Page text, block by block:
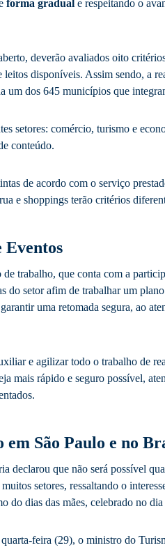
forma gradual e respeitando o
deverão avaliados oito
disponíveis. Assim sendo, a
um dos 645 municípios que
setores: comércio, turismo e
conteúdo.
de acordo com o serviço
e shoppings terão critérios
Eventos
trabalho, que conta com a
do setor afim de trabalhar um
uma retomada segura, ao
e agilizar todo o trabalho de
mais rápido e seguro possível,
São Paulo e no
declarou que não será possível
setores, ressaltando o
do dias das mães, celebrado no
quarta-feira (29), o ministro do